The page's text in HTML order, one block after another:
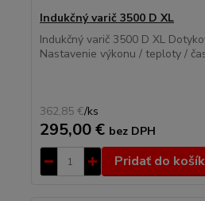
Indukčný varič 3500 D XL
Indukčný varič 3500 D XL
Nastavenie výkonu / teploty /
362,85 €/ks
295,00 € bez DPH
Pridať do